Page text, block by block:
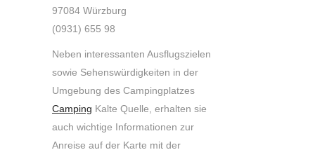
97084 Würzburg
(0931) 655 98
Neben interessanten Ausflugszielen
sowie Sehenswürdigkeiten in der
Umgebung des Campingplatzes
Camping Kalte Quelle, erhalten sie
auch wichtige Informationen zur
Anreise auf der Karte mit der